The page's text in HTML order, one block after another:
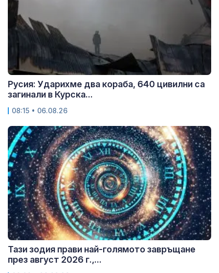
Русия: Ударихме два кораба, 640 цивилни са
загинали в Курска...
08:15 • 06.08.26
Тази зодия прави най-голямото завръщане
през август 2026 г.,...